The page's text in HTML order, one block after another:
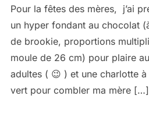
Pour la fêtes des mères, j’ai
un hyper fondant au chocolat
de brookie, proportions
moule de 26 cm) pour plaire
adultes ( 😉 ) et une charlotte à
vert pour combler ma mère […]